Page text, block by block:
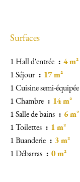
Surfaces
1 Hall d'entrée
4 m²
1 Séjour
17 m²
1 Cuisine semi-équipée
1 Chambre
14 m²
1 Salle de bains
6 m²
1 Toilettes
1 m²
1 Buanderie
3 m²
1 Débarras
0 m²